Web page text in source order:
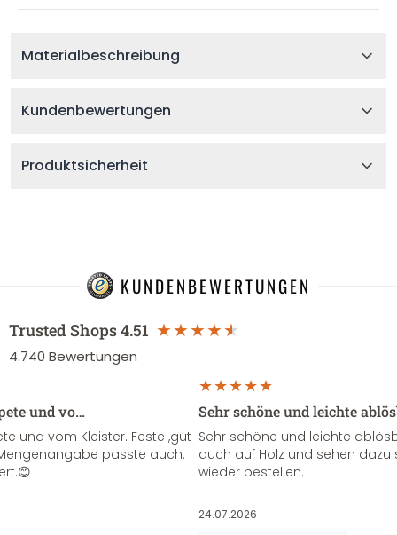
Materialbeschreibung
Kundenbewertungen
Produktsicherheit
KUNDENBEWERTUNGEN
Trusted Shops4.51
4.740 Bewertungen
und vo…
und vom Kleister. Feste ,gut
passte auch.
Sehr schöne und leichte
Sehr schöne und leichte
auch auf Holz und sehen
wieder bestellen.
24.07.2026